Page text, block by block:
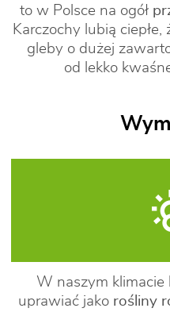
to w Polsce na ogół
Karczochy lubią
gleby o dużej
od lekko
W naszym klimacie
uprawiać jako rośliny